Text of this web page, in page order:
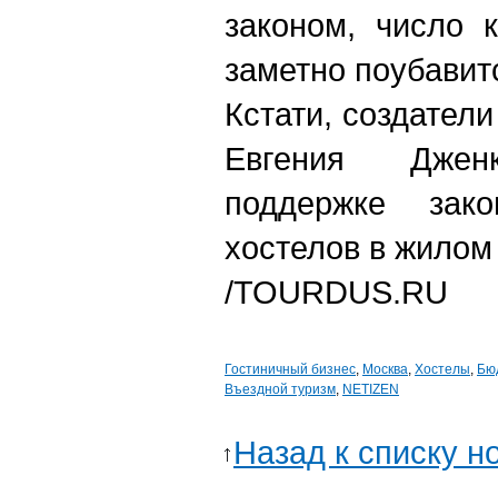
законом, число
заметно
Кстати,
Евгения
поддержке
хостелов в
/TOURDUS.RU
Гостиничный бизнес, Москва, Хостелы,
Въездной туризм, NETIZEN
Назад к списку